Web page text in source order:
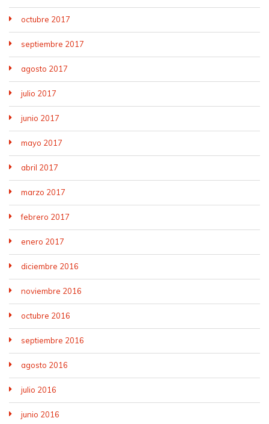
octubre 2017
septiembre 2017
agosto 2017
julio 2017
junio 2017
mayo 2017
abril 2017
marzo 2017
febrero 2017
enero 2017
diciembre 2016
noviembre 2016
octubre 2016
septiembre 2016
agosto 2016
julio 2016
junio 2016